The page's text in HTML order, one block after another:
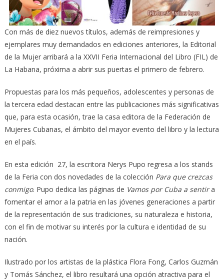
Con más de diez nuevos títulos, además de reimpresiones y
ejemplares muy demandados en ediciones anteriores, la Editorial
de la Mujer arribará a la XXVII Feria Internacional del Libro (FIL) de
La Habana, próxima a abrir sus puertas el primero de febrero.
Propuestas para los más pequeños, adolescentes y personas de
la tercera edad destacan entre las publicaciones más significativas
que, para esta ocasión, trae la casa editora de la Federación de
Mujeres Cubanas, el ámbito del mayor evento del libro y la lectura
en el país.
En esta edición 27, la escritora Nerys Pupo regresa a los stands
de la Feria con dos novedades de la colección Para que crezcas
conmigo. Pupo dedica las páginas de Vamos por Cuba a sentira
fomentar el amor a la patria en las jóvenes generaciones a partir
de la representación de sus tradiciones, su naturaleza e historia,
con el fin de motivar su interés por la cultura e identidad de su
nación.
Ilustrado por los artistas de la plástica Flora Fong, Carlos Guzmán
y Tomás Sánchez, el libro resultará una opción atractiva para el